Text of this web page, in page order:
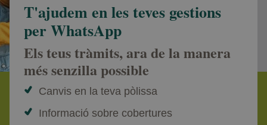
T'ajudem en les teves gestions
per WhatsApp
Els teus tràmits, ara de la manera
més senzilla possible
Canvis en la teva pòlissa
Informació sobre cobertures